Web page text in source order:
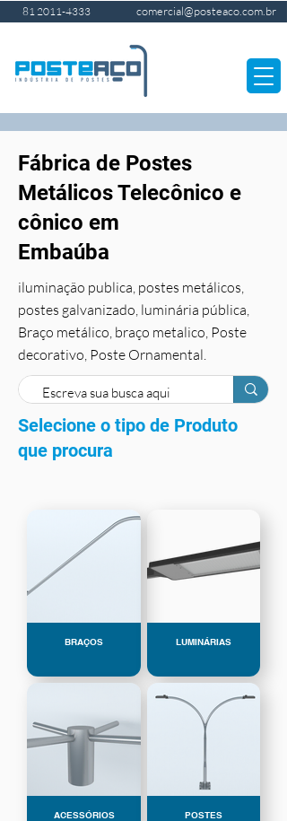
81 2011-4333 comercial@posteaco.com.br
Fábrica de Postes
Metálicos Telecônico e
cônico em
Embaúba
iluminação publica, postes metálicos,
postes galvanizado, luminária pública,
Braço metálico, braço metalico, Poste
decorativo, Poste Ornamental.
Selecione o tipo de Produto
que procura
BRAÇOS LUMINÁRIAS
ACESSÓRIOS POSTES